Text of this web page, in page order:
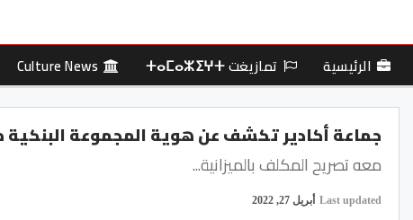
الرئيسية تمازيغت ⵜⴰⵎⴰⵣⵉⵖⵜ Culture News
جماعة أكادير تكشف عن هوية المجموعة
معه تصريح المكلف بالميزانية...
Last updated أبريل 27, 2022